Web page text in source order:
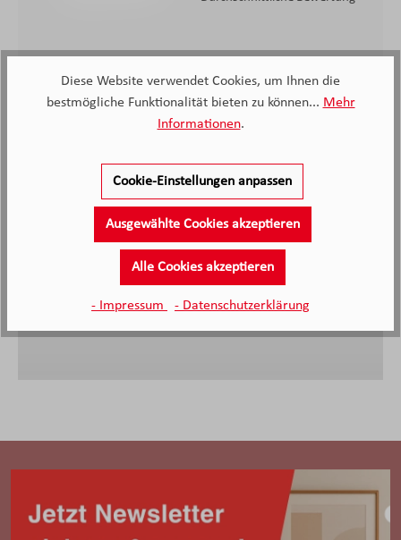
zielführend. Sie hat sich ausreichend Zeit genommen,
Anonymer Kunde, Kunde von Möbel Knappstein
Diese Website verwendet Cookies, um Ihnen die
bestmögliche Funktionalität bieten zu können... Mehr
Informationen.
Cookie-Einstellungen anpassen
Ausgewählte Cookies akzeptieren
Alle Cookies akzeptieren
- Impressum - Datenschutzerklärung